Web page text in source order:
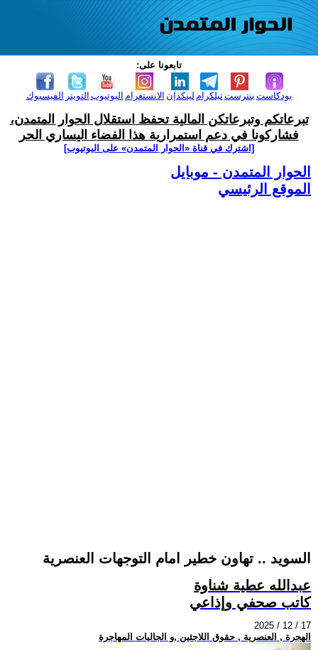
تابعونا على:
الفيسبوك التويتر اليوتيوب الانستغرام لينكدإن تيلكرامبنترست بودكاست
تبرعاتكم وتبرعاتكن المالية تحفظ استقلال الحوار المتمدن،
فشاركونا في دعم استمرارية هذا الفضاء اليساري الحر
[اشترك في قناة ‫«الحوار المتمدن» على اليوتيوب]
الحوار المتمدن - موبايل
الموقع الرئيسي
السويد .. تهاون خطير امام التوجهات العنصرية
عبدالله عطية شناوة
كاتب صحفي وإذاعي
2025 / 12 / 17
الهجرة , العنصرية , حقوق اللاجئين ,و الجاليات المهاجرة